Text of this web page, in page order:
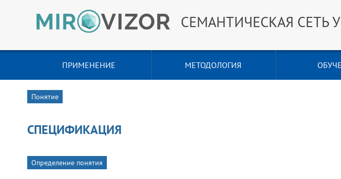
СЕМАНТИЧЕСКАЯ СЕТЬ
ПРИМЕНЕНИЕ МЕТОДОЛОГИЯ
Понятие
СПЕЦИФИКАЦИЯ
Определение понятия